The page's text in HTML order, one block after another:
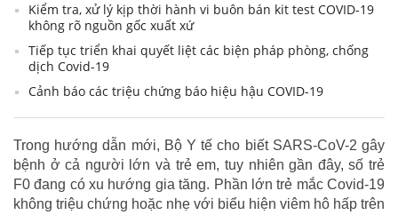
Kiểm tra, xử lý kịp thời hành vi buôn bán kit test COVID-19
không rõ nguồn gốc xuất xứ
Tiếp tục triển khai quyết liệt các biện pháp phòng, chống
dịch Covid-19
Cảnh báo các triệu chứng báo hiệu hậu COVID-19
Trong hướng dẫn mới, Bộ Y tế cho biết SARS-CoV-2 gây
bệnh ở cả người lớn và trẻ em, tuy nhiên gần đây, số trẻ
F0 đang có xu hướng gia tăng. Phần lớn trẻ mắc Covid-19
không triệu chứng hoặc nhẹ với biểu hiện viêm hô hấp trên